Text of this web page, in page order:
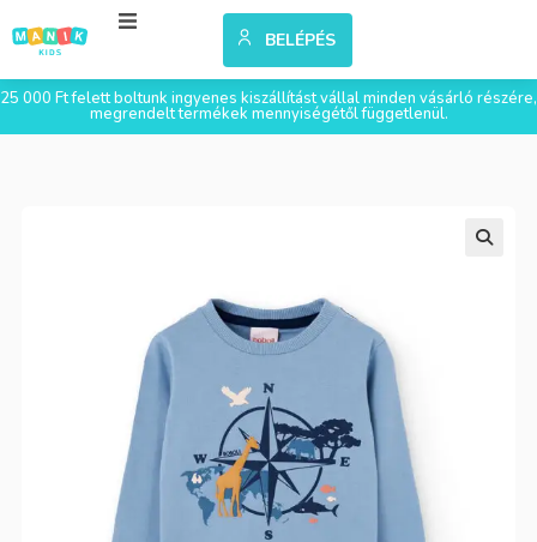
BELÉPÉS
25 000 Ft felett boltunk ingyenes kiszállítást vállal minden vásárló részére,
megrendelt termékek mennyiségétől függetlenül.